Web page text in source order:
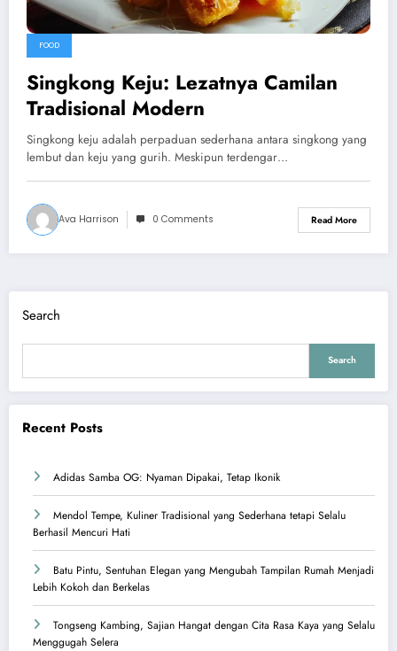
FOOD
Singkong Keju: Lezatnya Camilan
Tradisional Modern
Singkong keju adalah perpaduan sederhana antara singkong yang
lembut dan keju yang gurih. Meskipun terdengar…
Ava Harrison 0 Comments Read More
Search
Search
Recent Posts
Adidas Samba OG: Nyaman Dipakai, Tetap Ikonik
Mendol Tempe, Kuliner Tradisional yang Sederhana tetapi Selalu
Berhasil Mencuri Hati
Batu Pintu, Sentuhan Elegan yang Mengubah Tampilan Rumah Menjadi
Lebih Kokoh dan Berkelas
Tongseng Kambing, Sajian Hangat dengan Cita Rasa Kaya yang Selalu
Menggugah Selera